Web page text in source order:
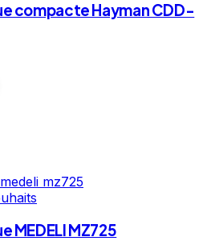
compacte Hayman CDD-
MEDELI MZ725